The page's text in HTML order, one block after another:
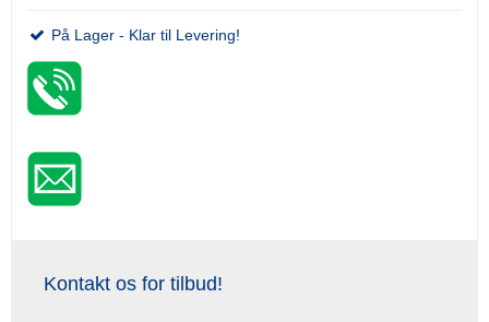
På Lager - Klar til Levering!
Kontakt os for tilbud!